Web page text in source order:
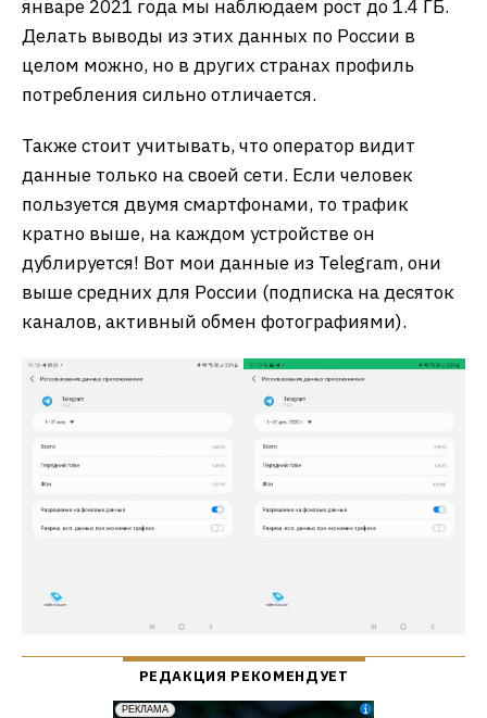
январе 2021 года мы наблюдаем рост до 1.4 ГБ.
Делать выводы из этих данных по России в
целом можно, но в других странах профиль
потребления сильно отличается.
Также стоит учитывать, что оператор видит
данные только на своей сети. Если человек
пользуется двумя смартфонами, то трафик
кратно выше, на каждом устройстве он
дублируется! Вот мои данные из Telegram, они
выше средних для России (подписка на десяток
каналов, активный обмен фотографиями).